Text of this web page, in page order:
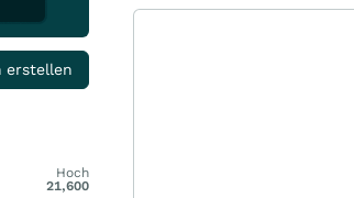
erstellen
Hoch
21,600